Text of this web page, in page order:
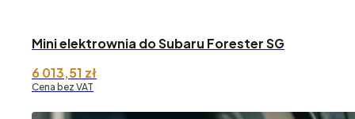
Mini elektrownia do Subaru Forester SG
6 013,51 zł
Cena bez VAT